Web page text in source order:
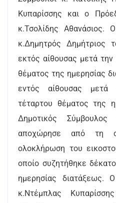
Κυπαρίσσης και ο
κ.Τσολίδης Αθανάσιος.
κ.Δημητρός Δημήτριος
εκτός αίθουσας μετά
θέματος της ημερησίας
εντός αίθουσας
τέταρτου θέματος της
Δημοτικός Σύμβουλος
αποχώρησε από τη
ολοκλήρωση του
οποίο συζητήθηκε
ημερησίας διατάξεως.
κ.Ντέμπλας